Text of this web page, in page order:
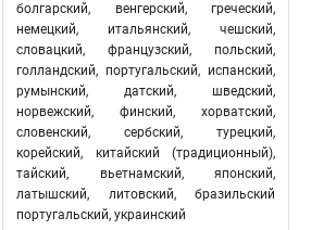
болгарский, венгерский, греческий,
немецкий, итальянский, чешский,
словацкий, французский, польский,
голландский, португальский, испанский,
румынский, датский, шведский,
норвежский, финский, хорватский,
словенский, сербский, турецкий,
корейский, китайский (традиционный),
тайский, вьетнамский, японский,
латышский, литовский, бразильский
португальский, украинский